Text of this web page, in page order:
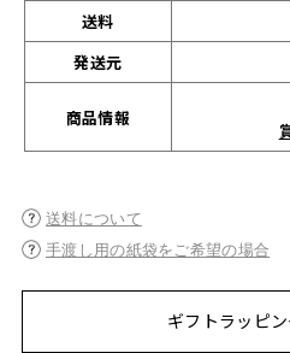
送料
発送元
商品情報
送料について
手渡し用の紙袋をご希望の場合
ギフトラッピ